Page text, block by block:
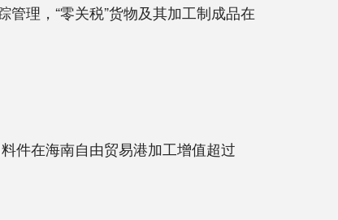
理，“零关税”货物及其加工制成品在
件在海南自由贸易港加工增值超过